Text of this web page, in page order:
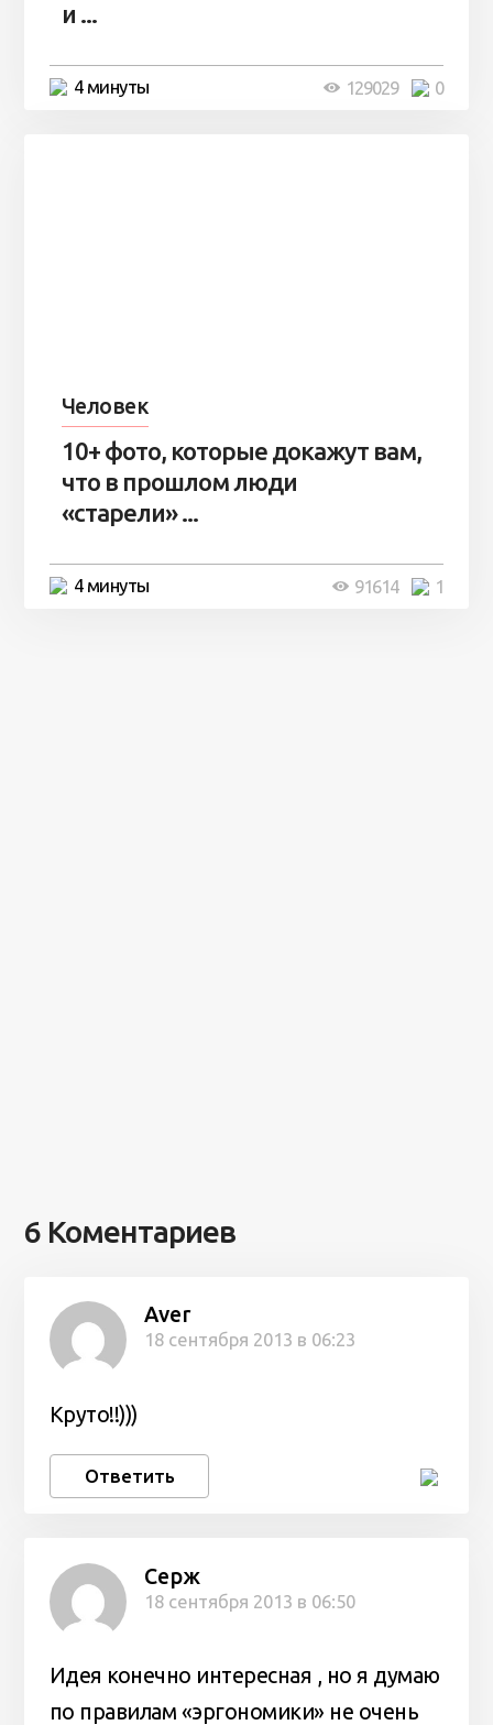
и ...
4 минуты 0
129029
Человек
10+ фото, которые докажут вам,
что в прошлом люди
«старели» ...
4 минуты 1
91614
6 Коментариев
Aver
18 сентября 2013 в 06:23
Круто!!)))
Ответить
Серж
18 сентября 2013 в 06:50
Идея конечно интересная , но я думаю
по правилам «эргономики» не очень